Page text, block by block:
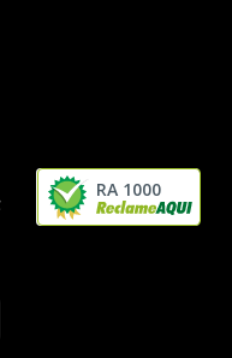
RA 1000